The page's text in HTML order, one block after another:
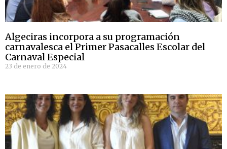
Algeciras incorpora a su programación
carnavalesca el Primer Pasacalles Escolar del
Carnaval Especial
23 de enero de 2024